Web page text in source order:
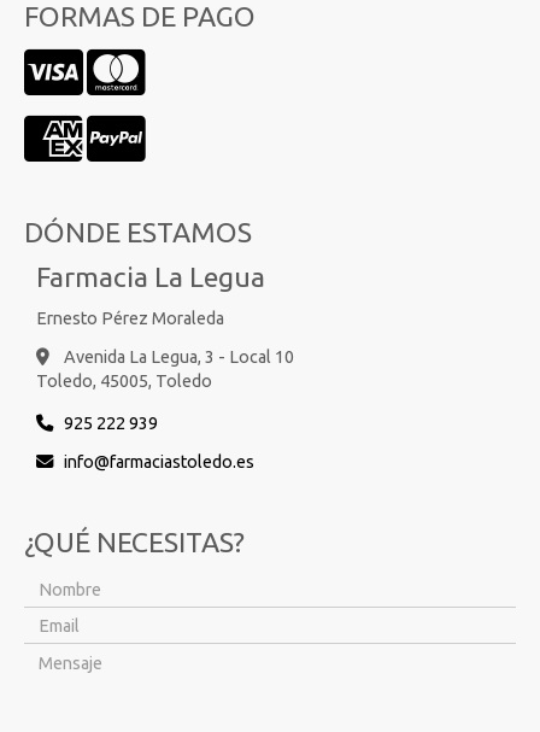
FORMAS DE PAGO
DÓNDE ESTAMOS
Farmacia La Legua
Ernesto Pérez Moraleda
Avenida La Legua, 3 - Local 10
Toledo, 45005, Toledo
925 222 939
info
farmaciastoledo.es
¿QUÉ NECESITAS?